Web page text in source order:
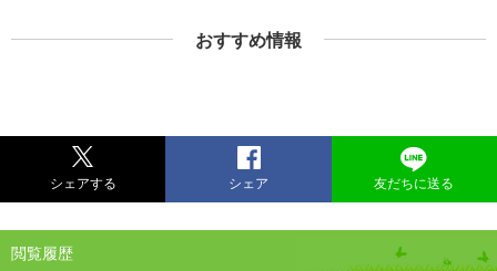
おすすめ情報
シェアする シェア 友だちに送る
閲覧履歴